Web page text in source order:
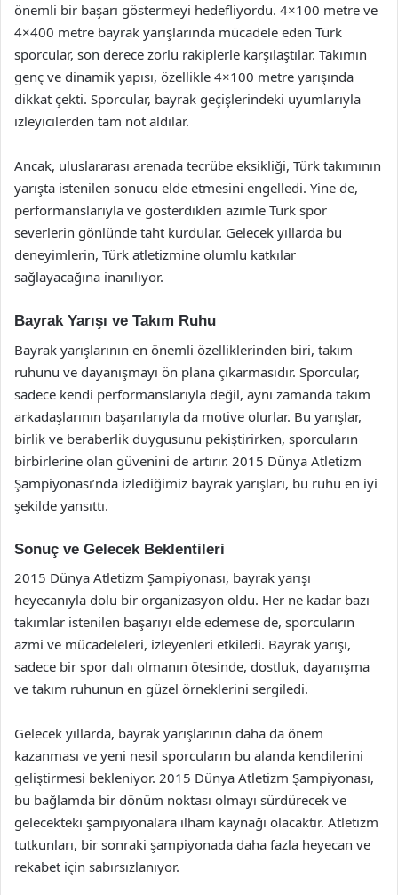
önemli bir başarı göstermeyi hedefliyordu. 4×100 metre ve
4×400 metre bayrak yarışlarında mücadele eden Türk
sporcular, son derece zorlu rakiplerle karşılaştılar. Takımın
genç ve dinamik yapısı, özellikle 4×100 metre yarışında
dikkat çekti. Sporcular, bayrak geçişlerindeki uyumlarıyla
izleyicilerden tam not aldılar.
Ancak, uluslararası arenada tecrübe eksikliği, Türk takımının
yarışta istenilen sonucu elde etmesini engelledi. Yine de,
performanslarıyla ve gösterdikleri azimle Türk spor
severlerin gönlünde taht kurdular. Gelecek yıllarda bu
deneyimlerin, Türk atletizmine olumlu katkılar
sağlayacağına inanılıyor.
Bayrak Yarışı ve Takım Ruhu
Bayrak yarışlarının en önemli özelliklerinden biri, takım
ruhunu ve dayanışmayı ön plana çıkarmasıdır. Sporcular,
sadece kendi performanslarıyla değil, aynı zamanda takım
arkadaşlarının başarılarıyla da motive olurlar. Bu yarışlar,
birlik ve beraberlik duygusunu pekiştirirken, sporcuların
birbirlerine olan güvenini de artırır. 2015 Dünya Atletizm
Şampiyonası’nda izlediğimiz bayrak yarışları, bu ruhu en iyi
şekilde yansıttı.
Sonuç ve Gelecek Beklentileri
2015 Dünya Atletizm Şampiyonası, bayrak yarışı
heyecanıyla dolu bir organizasyon oldu. Her ne kadar bazı
takımlar istenilen başarıyı elde edemese de, sporcuların
azmi ve mücadeleleri, izleyenleri etkiledi. Bayrak yarışı,
sadece bir spor dalı olmanın ötesinde, dostluk, dayanışma
ve takım ruhunun en güzel örneklerini sergiledi.
Gelecek yıllarda, bayrak yarışlarının daha da önem
kazanması ve yeni nesil sporcuların bu alanda kendilerini
geliştirmesi bekleniyor. 2015 Dünya Atletizm Şampiyonası,
bu bağlamda bir dönüm noktası olmayı sürdürecek ve
gelecekteki şampiyonalara ilham kaynağı olacaktır. Atletizm
tutkunları, bir sonraki şampiyonada daha fazla heyecan ve
rekabet için sabırsızlanıyor.